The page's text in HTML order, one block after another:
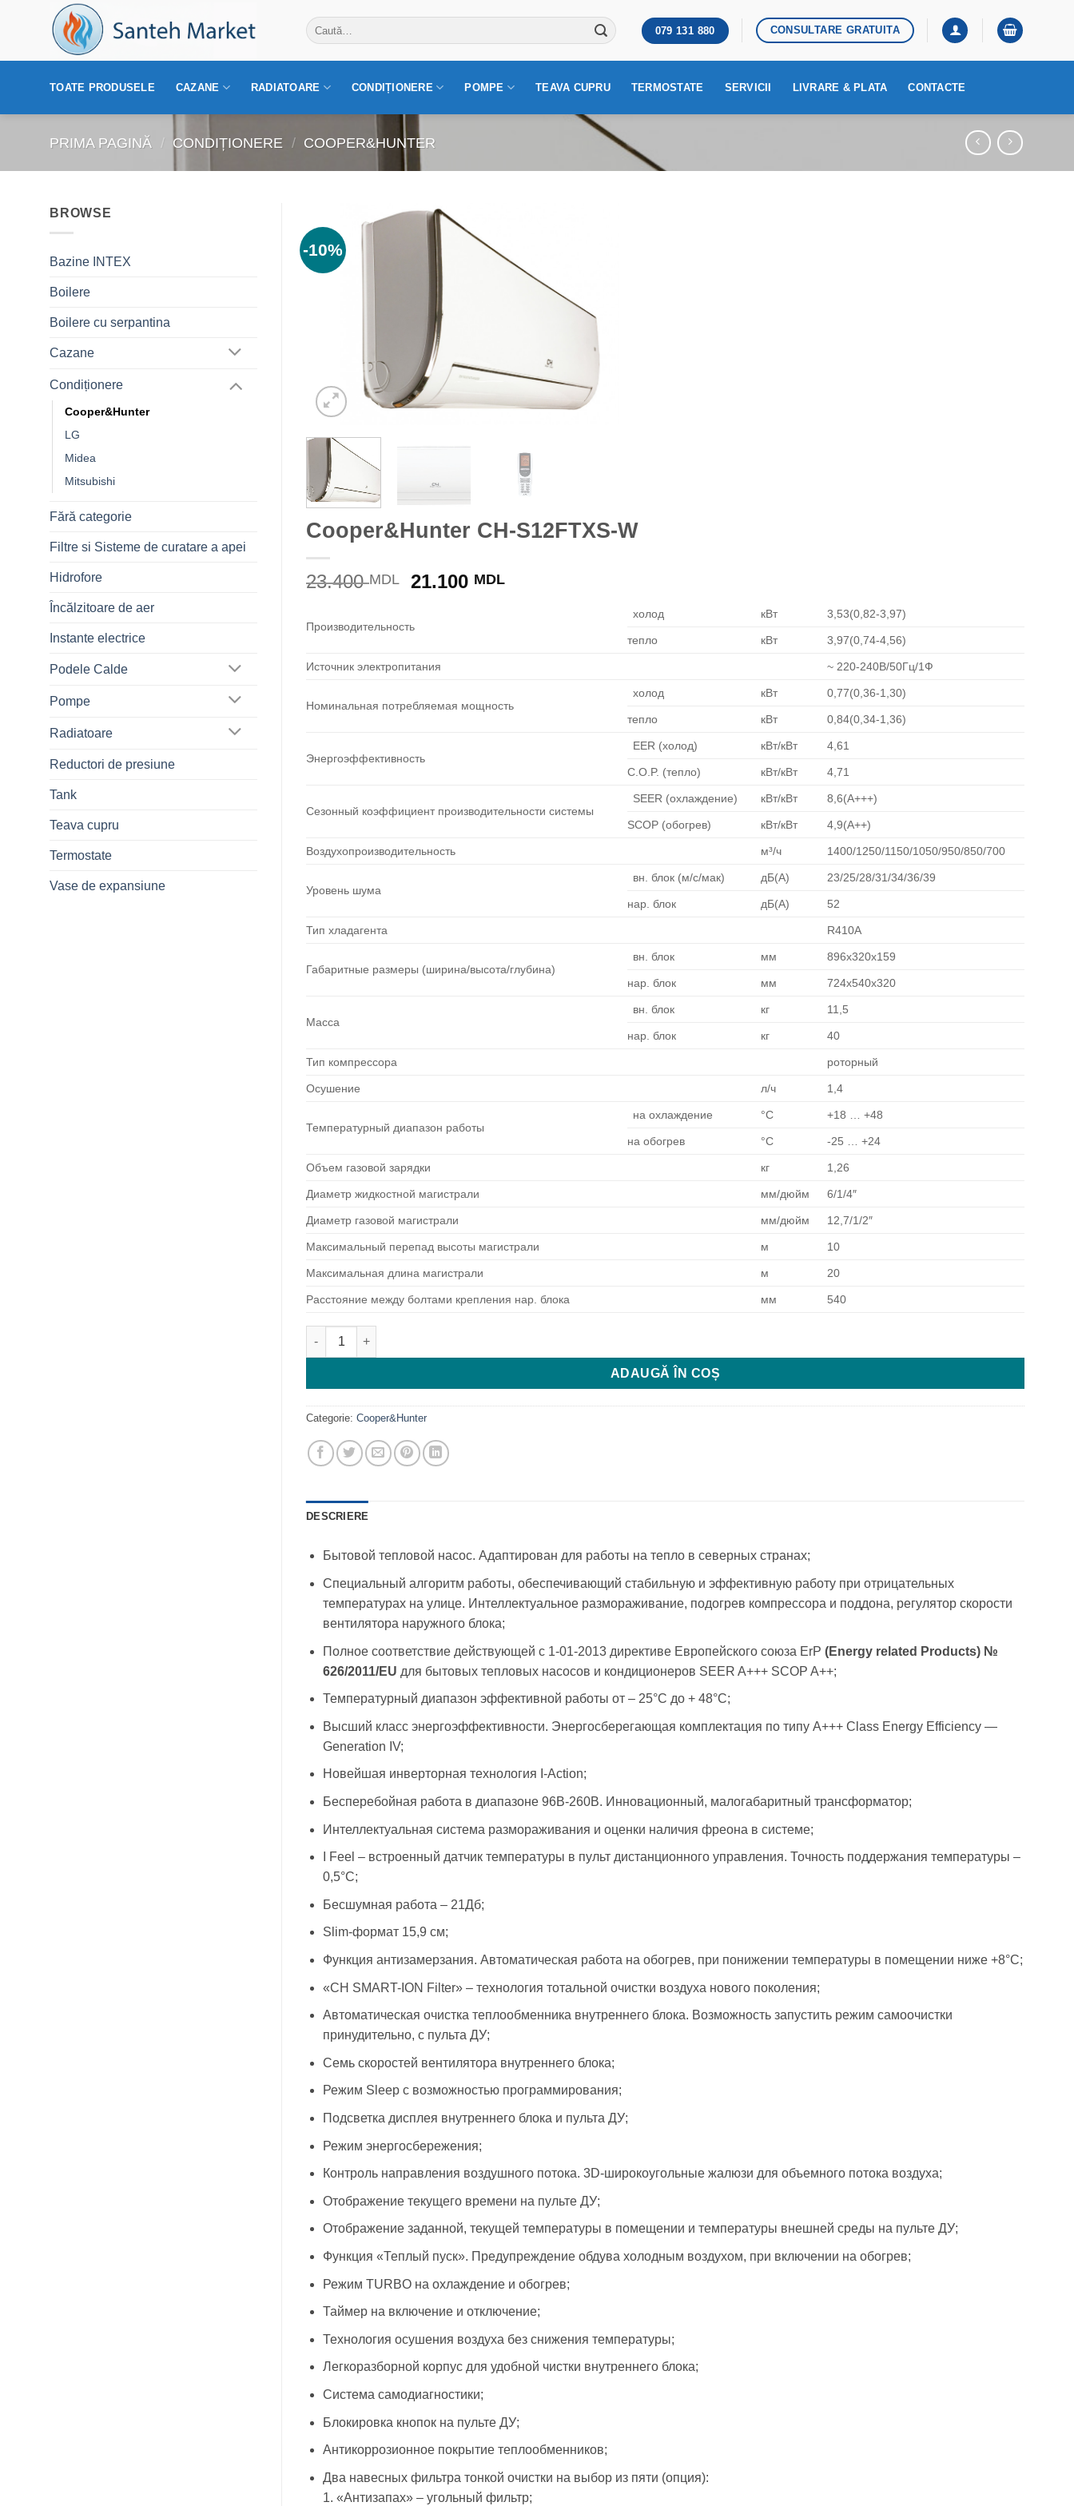
Caută
după:
079 131 880 CONSULTARE GRATUITA
TOATE PRODUSELE CAZANE RADIATOARE CONDIȚIONERE POMPE TEAVA CUPRU TERMOSTATE SERVICII LIVRARE & PLATA CONTACTE
PRIMA PAGINĂ / CONDIȚIONERE / COOPER&HUNTER
BROWSE
Bazine INTEX
Boilere
Boilere cu serpantina
Cazane
Condiționere
Cooper&Hunter
LG
Midea
Mitsubishi
Fără categorie
Filtre si Sisteme de curatare a apei
Hidrofore
Încălzitoare de aer
Instante electrice
Podele Calde
Pompe
Radiatoare
Reductori de presiune
Tank
Teava cupru
Termostate
Vase de expansiune
-10%
Cooper&Hunter CH-S12FTXS-W
23.400MDL
Prețul
fost:
21.100 MDLPrețul
Производительность
холод кВт 3,53(0,82-3,97)
тепло кВт 3,97(0,74-4,56)
Источник электропитания ~ 220-240В/50Гц/1Ф
Номинальная потребляемая мощность
холод кВт 0,77(0,36-1,30)
тепло кВт 0,84(0,34-1,36)
Энергоэффективность
EER (холод) кВт/кВт 4,61
C.O.P. (тепло) кВт/кВт 4,71
Сезонный коэффициент производительности системы
SEER (охлаждение) кВт/кВт 8,6(А+++)
SCOP (обогрев) кВт/кВт 4,9(А++)
Воздухопроизводительность м³/ч 1400/1250/1150/1050/950/850/700
Уровень шума
вн. блок (м/с/мак) дБ(А) 23/25/28/31/34/36/39
нар. блок дБ(А) 52
Тип хладагента R410A
Габаритные размеры (ширина/высота/глубина)
вн. блок мм 896х320х159
нар. блок мм 724x540x320
Масса
вн. блок кг 11,5
нар. блок кг 40
Тип компрессора роторный
Осушение л/ч 1,4
Температурный диапазон работы
на охлаждение °C +18 … +48
на обогрев °C -25 … +24
Объем газовой зарядки кг 1,26
Диаметр жидкостной магистрали мм/дюйм 6/1/4″
Диаметр газовой магистрали мм/дюйм 12,7/1/2″
Максимальный перепад высоты магистрали м 10
Максимальная длина магистрали м 20
Расстояние между болтами крепления нар. блока мм 540
Cantitate Cooper&Hunter CH-S12FTXS-W
ADAUGĂ ÎN COȘ
Categorie: Cooper&Hunter
DESCRIERE
Бытовой тепловой насос. Адаптирован для работы на тепло в северных странах;
Специальный алгоритм работы, обеспечивающий стабильную и эффективную работу при отрицательных
температурах на улице. Интеллектуальное размораживание, подогрев компрессора и поддона, регулятор скорости
вентилятора наружного блока;
Полное соответствие действующей c 1-01-2013 директиве Европейского союза ErP (Energy related Products) №
626/2011/EU для бытовых тепловых насосов и кондиционеров SEER A+++ SCOP A++;
Температурный диапазон эффективной работы от – 25°С до + 48°С;
Высший класс энергоэффективности. Энергосберегающая комплектация по типу A+++ Class Energy Efficiency —
Generation IV;
Новейшая инверторная технология I-Action;
Бесперебойная работа в диапазоне 96В-260В. Инновационный, малогабаритный трансформатор;
Интеллектуальная система размораживания и оценки наличия фреона в системе;
I Feel – встроенный датчик температуры в пульт дистанционного управления. Точность поддержания температуры –
0,5°С;
Бесшумная работа – 21Дб;
Slim-формат 15,9 см;
Функция антизамерзания. Автоматическая работа на обогрев, при понижении температуры в помещении ниже +8°C;
«CH SMART-ION Filter» – технология тотальной очистки воздуха нового поколения;
Автоматическая очистка теплообменника внутреннего блока. Возможность запустить режим самоочистки
принудительно, с пульта ДУ;
Семь скоростей вентилятора внутреннего блока;
Режим Sleep с возможностью программирования;
Подсветка дисплея внутреннего блока и пульта ДУ;
Режим энергосбережения;
Контроль направления воздушного потока. 3D-широкоугольные жалюзи для объемного потока воздуха;
Отображение текущего времени на пульте ДУ;
Отображение заданной, текущей температуры в помещении и температуры внешней среды на пульте ДУ;
Функция «Теплый пуск». Предупреждение обдува холодным воздухом, при включении на обогрев;
Режим TURBO на охлаждение и обогрев;
Таймер на включение и отключение;
Технология осушения воздуха без снижения температуры;
Легкоразборной корпус для удобной чистки внутреннего блока;
Система самодиагностики;
Блокировка кнопок на пульте ДУ;
Антикоррозионное покрытие теплообменников;
Два навесных фильтра тонкой очистки на выбор из пяти (опция):
1. «Антизапах» – угольный фильтр;